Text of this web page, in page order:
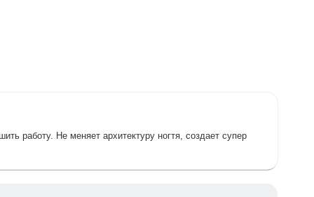
работу. Не меняет архитектуру ногтя, создает супер